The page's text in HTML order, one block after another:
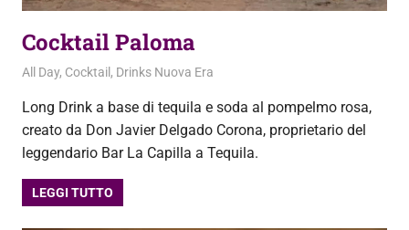
Cocktail Paloma
2 Ottobre 2020
admin
All Day, Cocktail , Drinks Nuova Era
Long Drink a base di tequila e soda al pompelmo rosa,
creato da Don Javier Delgado Corona, proprietario del
leggendario Bar La Capilla a Tequila.
LEGGI TUTTO